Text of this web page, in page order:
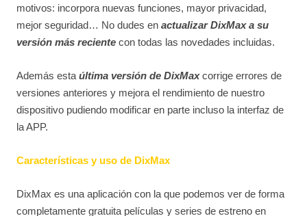
motivos: incorpora nuevas funciones, mayor privacidad,
mejor seguridad… No dudes en actualizar DixMax a su
versión más reciente con todas las novedades incluidas.
Además esta última versión de DixMaxcorrige errores de
versiones anteriores y mejora el rendimiento de nuestro
dispositivo pudiendo modificar en parte incluso la interfaz de
la APP.
Características y uso de DixMax
DixMax es una aplicación con la que podemos ver de forma
completamente gratuita películas y series de estreno en